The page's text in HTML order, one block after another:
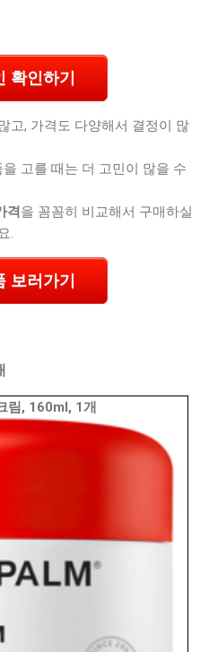
확인하기
고, 가격도 다양해서 결정이 많
을 고를 때는 더 고민이 많을 수
격 을 꼼꼼히 비교해서 구매하실
.
보러가기
림, 160ml, 1개